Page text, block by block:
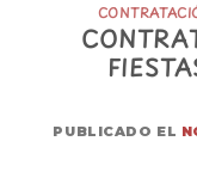
PUBLICADO EL